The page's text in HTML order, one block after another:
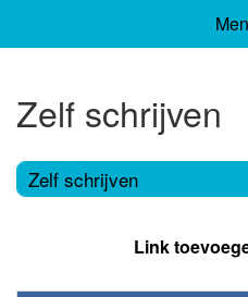
Zelf schrijven
Zelf schrijven
Link